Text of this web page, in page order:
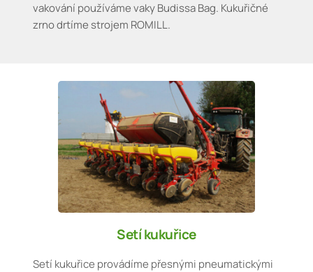
vakování používáme vaky Budissa Bag. Kukuřičné
zrno drtíme strojem ROMILL.
Setí kukuřice
Setí kukuřice provádíme přesnými pneumatickými